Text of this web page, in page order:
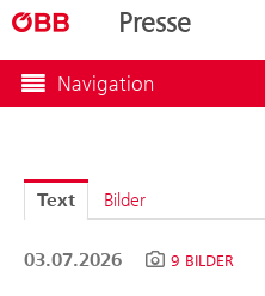
Presse
Navigation
Text Bilder
03.07.2026 9 BILDER